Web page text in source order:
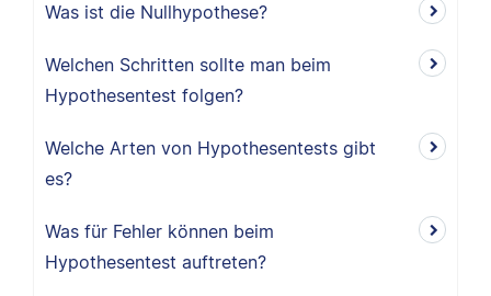
Was ist die Nullhypothese?
Welchen Schritten sollte man beim
Hypothesentest folgen?
Welche Arten von Hypothesentests gibt
es?
Was für Fehler können beim
Hypothesentest auftreten?